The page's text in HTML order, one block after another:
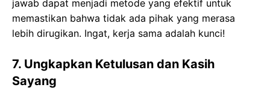
jawab dapat menjadi metode yang efektif untuk
memastikan bahwa tidak ada pihak yang merasa
lebih dirugikan. Ingat, kerja sama adalah kunci!
7. Ungkapkan Ketulusan dan Kasih
Sayang